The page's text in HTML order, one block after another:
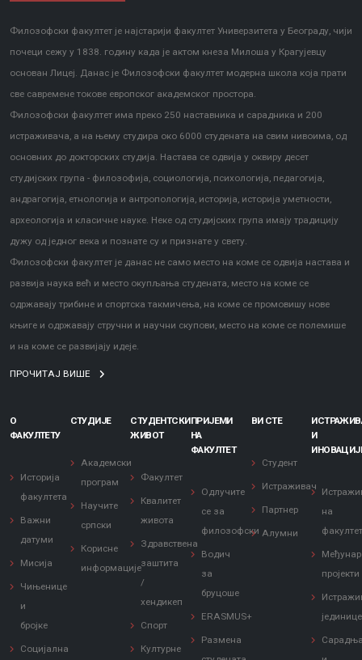
Филозофски факултет је најстарији факултет Универзитета у Београду, чији
почеци сежу у 1838. годину када је актом кнеза Милоша у Крагујевцу
основан Лицеј. Данас је Филозофски факултет модерна школа која прати
све савремене токове европског академског простора.
Филозофски факултет има преко 250 наставника и сарадника и 200
истраживача, а на њему студира око 6000 студената на свим нивоима, од
основних до докторских студија. Настава се одвија у оквиру десет
студијских група - филозофија, социологија, психологија, педагогија,
андрагогија, етнологија и антропологија, историја, историја уметности,
археологија и класичне науке. Неке од студијских група имају традицију
дужу од једног века и познате су и признате у свету.
Филозофски факултет је данас не само место на коме се одвија настава и
развија наука већ и место окупљања студената, место на коме се
одржавају трибине и спортска такмичења, на коме се промовишу нове
књиге и одржавају стручни и научни скупови, место на коме се полемише
и на коме се развијају идеје.
ПРОЧИТАЈ ВИШЕ
О
ФАКУЛТЕТУ
Историја
факултета
Важни
датуми
Мисија
Чињенице
и
бројке
Социјална
СТУДИЈЕ
Академски
програм
Научите
српски
Корисне
информације
СТУДЕНТСКИ
ЖИВОТ
Факултет
Квалитет
живота
Здравствена
заштита
/
хендикеп
Спорт
Културне
ПРИЈЕМИ
НА
ФАКУЛТЕТ
Одлучите
се за
филозофски
Водич
за
бруцоше
ERASMUS+
Размена
ВИ СТЕ
Студент
Истраживач
Партнер
Алумни
И
на
пројекти
јединице